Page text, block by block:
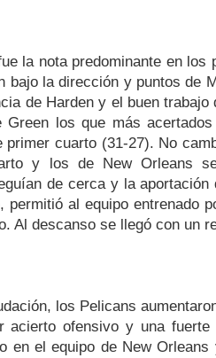
la nota predominante en
bajo la dirección y puntos de
de Harden y el buen
Green los que más
primer cuarto (31-27). No
y los de New Orleans
de cerca y la
permitió al equipo entrenado
Al descanso se llegó con un
los Pelicans
acierto ofensivo y una
en el equipo de New